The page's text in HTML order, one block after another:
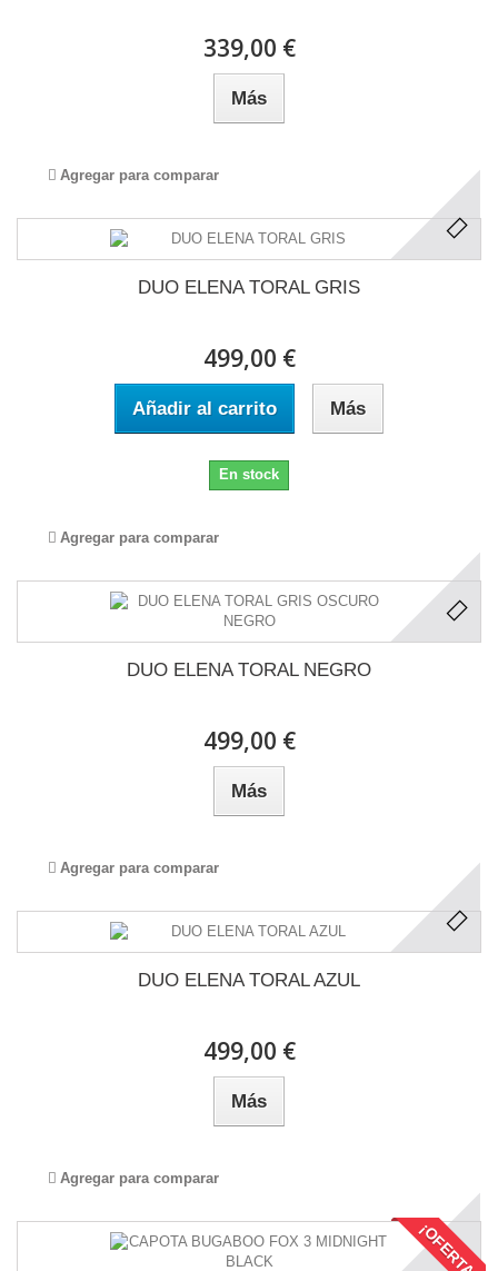
339,00 €
Más
Agregar para comparar
DUO ELENA TORAL GRIS
499,00 €
Añadir al carrito Más
En stock
Agregar para comparar
DUO ELENA TORAL NEGRO
499,00 €
Más
Agregar para comparar
DUO ELENA TORAL AZUL
499,00 €
Más
Agregar para comparar
¡OFERTA!